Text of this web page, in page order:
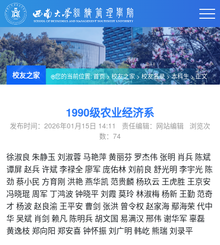
校友之家 您的当前位置:首页>校友之家>校友名录>本科生> 正文
1990级农业经济系
发布时间：2026年01月15日 14:11 责任编辑：网站编辑 浏览次
数： 74
徐淑良 朱静玉 刘淑蓉 马艳萍 黄丽芬 罗杰伟 张明 肖兵 陈斌
谭屏 赵兵 许斌 李禄全 廖军 庞佑林 刘前良 舒光明 李宇光 陈
劲 蔡小民 方育刚 洪艳 燕华凯 范贵麟 杨玖云 王虎胜 王京安
冯晓琨 周军 丁鸿波 钟晓平 刘霞 莫玲 林淑梅 杨新 王勤 范奇
才 杨波 赵良渝 王平安 曹剑 张洪 曾令权 赵家海 鄢海荣 代中
华 吴斌 肖剑 赖凡 陈明兵 胡文国 易满汉 邢伟 谢华军 辜磊
黄逸枝 郑向阳 郑安喜 钟怀振 刘广明 韩屹 熊瑞 刘录平